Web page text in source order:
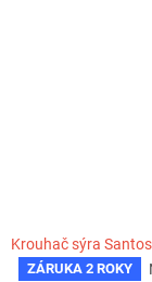
Krouhač sýra
Průměrné
ZÁRUKA 2 ROKY